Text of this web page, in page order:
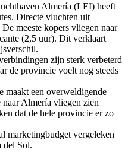
Almería (LEI) heeft
Directe vluchten uit
meeste kopers vliegen naar
(2,5 uur). Dit verklaart
zijn sterk verbeterd
de provincie voelt nog steeds
maakt een overweldigende
Almería vliegen zien
dat de hele provincie er zo
marketingbudget vergeleken
del Sol.